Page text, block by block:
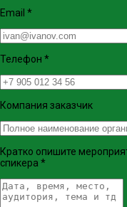
Email *
Телефон *
Компания заказчик
Кратко опишите
спикера *